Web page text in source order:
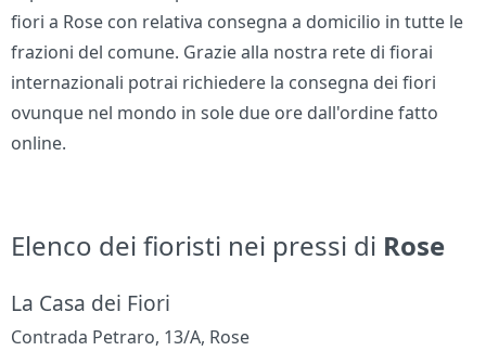
fiori a Rose con relativa consegna a domicilio in tutte le
frazioni del comune. Grazie alla nostra rete di fiorai
internazionali potrai richiedere la consegna dei fiori
ovunque nel mondo in sole due ore dall'ordine fatto
online.
Elenco dei fioristi nei pressi di Rose
La Casa dei Fiori
Contrada Petraro, 13/A, Rose